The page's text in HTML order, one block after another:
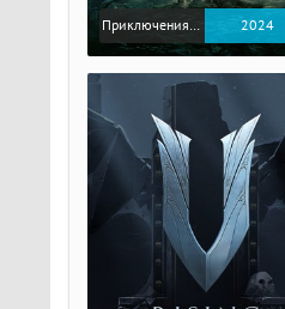
Приключения / Экшен / Ролевые 2024